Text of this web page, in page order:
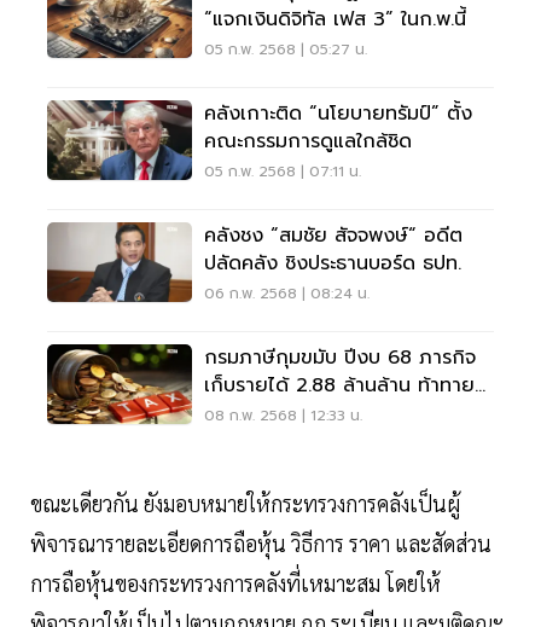
“แจกเงินดิจิทัล เฟส 3” ในก.พ.นี้
05 ก.พ. 2568 | 05:27 น.
คลังเกาะติด “นโยบายทรัมป์” ตั้ง
คณะกรรมการดูแลใกล้ชิด
05 ก.พ. 2568 | 07:11 น.
คลังชง “สมชัย สัจจพงษ์“ อดีต
ปลัดคลัง ชิงประธานบอร์ด ธปท.
06 ก.พ. 2568 | 08:24 น.
กรมภาษีกุมขมับ ปีงบ 68 ภารกิจ
เก็บรายได้ 2.88 ล้านล้าน ท้าทาย
คลัง
08 ก.พ. 2568 | 12:33 น.
ขณะเดียวกัน ยังมอบหมายให้กระทรวงการคลังเป็นผู้
พิจารณารายละเอียดการถือหุ้น วิธีการ ราคา และสัดส่วน
การถือหุ้นของกระทรวงการคลังที่เหมาะสม โดยให้